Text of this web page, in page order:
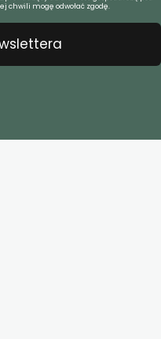
chwili mogę odwołać zgodę.